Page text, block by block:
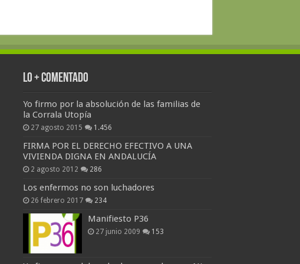
Lo + Comentado
Yo firmo por la absolución de las familias de
la Corrala Utopía
27 agosto 2015 1.456
FIRMA POR EL DERECHO EFECTIVO A UNA
VIVIENDA DIGNA EN ANDALUCÍA
2 agosto 2012 286
Los enfermos no son luchadores
26 febrero 2017 234
Manifiesto P36
27 junio 2009 153